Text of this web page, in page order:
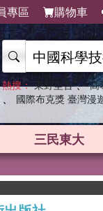
專區 購物車
熱搜： 東野圭吾 、 高
、 國際布克獎 臺灣漫
三民東大
英